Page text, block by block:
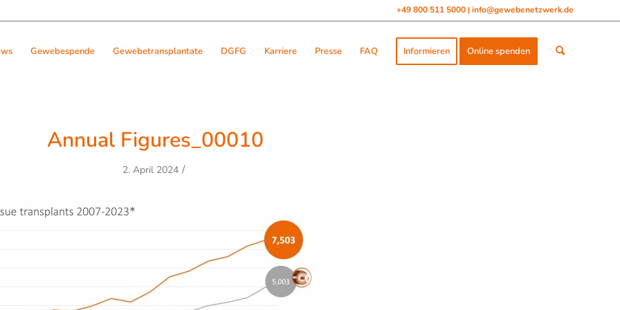
+49 800 511 5000 | info@gewebenetzwerk.de
Gewebespende Gewebetransplantate DGFG Karriere Presse FAQ Informieren Online spenden
Annual Figures_00010
2. April 2024 /